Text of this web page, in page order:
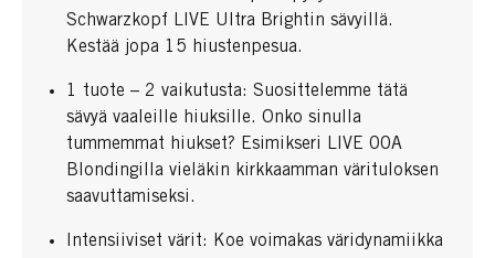
Schwarzkopf LIVE Ultra Brightin sävyillä.
Kestää jopa 15 hiustenpesua.
1 tuote – 2 vaikutusta: Suosittelemme tätä
sävyä vaaleille hiuksille. Onko sinulla
tummemmat hiukset? Esimikseri LIVE 00A
Blondingilla vieläkin kirkkaamman värituloksen
saavuttamiseksi.
Intensiiviset värit: Koe voimakas väridynamiikka